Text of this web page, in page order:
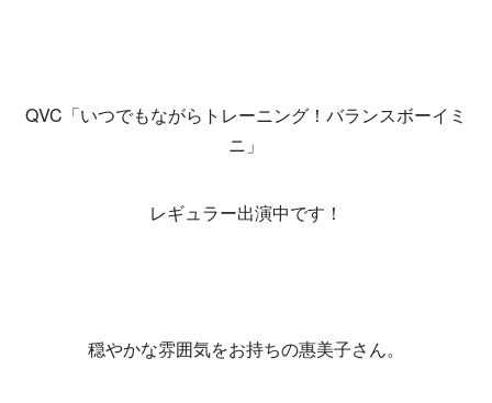
QVC「いつでもながらトレーニング！バランスボーイミ
ニ」
レギュラー出演中です！
穏やかな雰囲気をお持ちの惠美子さん。